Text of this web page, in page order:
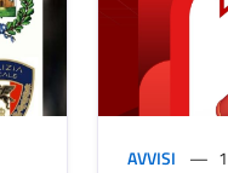
AVVISI